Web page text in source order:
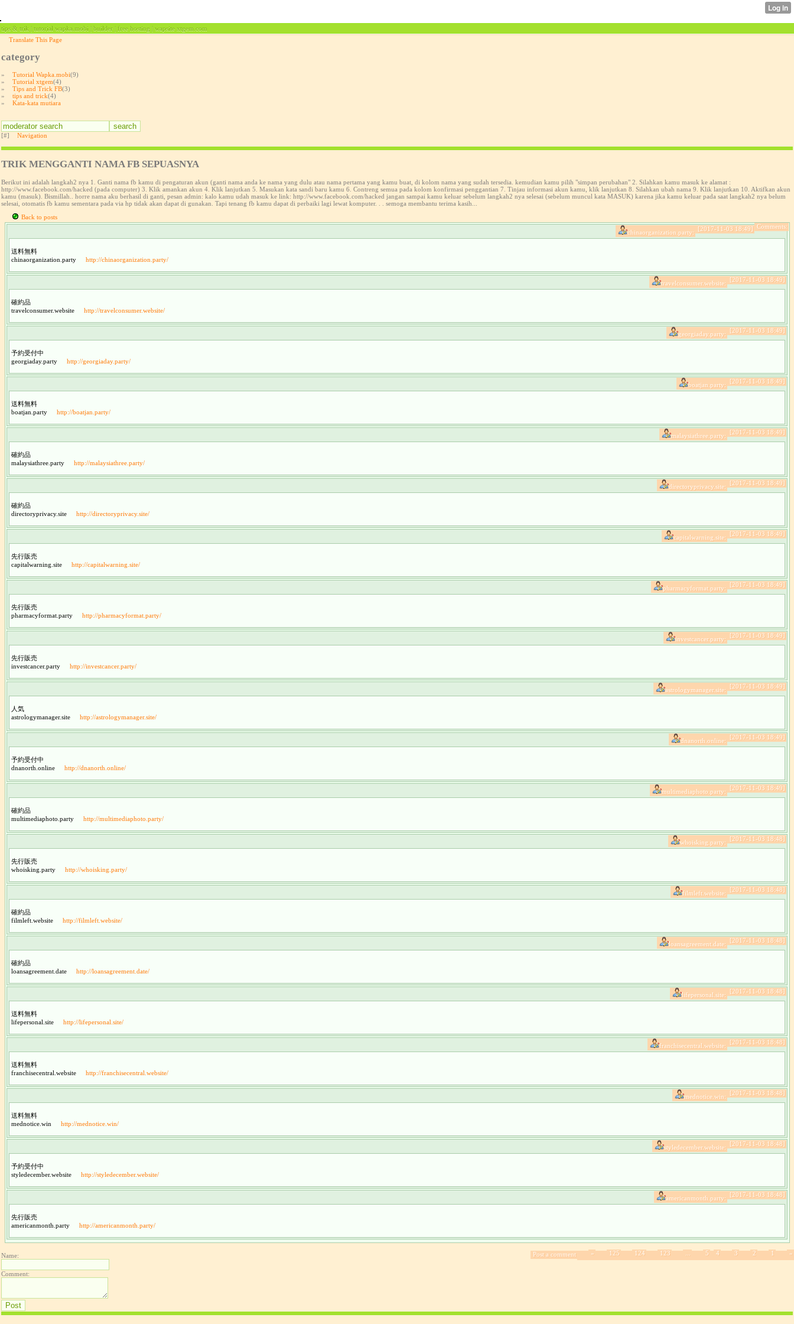
tips & trik | tutorial wapka.mobi | builder | free hosting | wapsite xtgem.com
Translate This Page
category
» Tutorial Wapka.mobi(9)
»
Tutorial xtgem(4)
»
Tips and Trick FB(3)
»
tips and trick(4)
»
Kata-kata mutiara
[#] Navigation
TRIK MENGGANTI NAMA FB SEPUASNYA
Berikut ini adalah langkah2 nya 1. Ganti nama fb kamu di pengaturan akun (ganti nama anda ke nama yang dulu atau nama pertama yang kamu buat, di kolom nama yang sudah tersedia. kemudian kamu pilih "simpan perubahan" 2. Silahkan kamu masuk ke alamat :
http://www.facebook.com/hacked (pada computer) 3. Klik amankan akun 4. Klik lanjutkan 5. Masukan kata sandi baru kamu 6. Contreng semua pada kolom konfirmasi penggantian 7. Tinjau informasi akun kamu, klik lanjutkan 8. Silahkan ubah nama 9. Klik lanjutkan 10. Aktifkan akun
kamu (masuk). Bismillah.. horre nama aku berhasil di ganti, pesan admin: kalo kamu udah masuk ke link: http://www.facebook.com/hacked jangan sampai kamu keluar sebelum langkah2 nya selesai (sebelum muncul kata MASUK) karena jika kamu keluar pada saat langkah2 nya belum
selesai, otomatis fb kamu sementara pada via hp tidak akan dapat di gunakan. Tapi tenang fb kamu dapat di perbaiki lagi lewat komputer. . . semoga membantu terima kasih...
Back to posts
Comments:
[2017-11-03 18:49]
chinaorganization.party:
送料無料
chinaorganization.party
http://chinaorganization.party/
[2017-11-03 18:49]
travelconsumer.website:
確約品
travelconsumer.website
http://travelconsumer.website/
[2017-11-03 18:49]
georgiaday.party:
予約受付中
georgiaday.party
http://georgiaday.party/
[2017-11-03 18:49]
boatjan.party:
送料無料
boatjan.party
http://boatjan.party/
[2017-11-03 18:49]
malaysiathree.party:
確約品
malaysiathree.party
http://malaysiathree.party/
[2017-11-03 18:49]
directoryprivacy.site:
確約品
directoryprivacy.site
http://directoryprivacy.site/
[2017-11-03 18:49]
capitalwarning.site:
先行販売
capitalwarning.site
http://capitalwarning.site/
[2017-11-03 18:49]
pharmacyformat.party:
先行販売
pharmacyformat.party
http://pharmacyformat.party/
[2017-11-03 18:49]
investcancer.party:
先行販売
investcancer.party
http://investcancer.party/
[2017-11-03 18:49]
astrologymanager.site:
人気
astrologymanager.site
http://astrologymanager.site/
[2017-11-03 18:49]
dnanorth.online:
予約受付中
dnanorth.online
http://dnanorth.online/
[2017-11-03 18:49]
multimediaphoto.party:
確約品
multimediaphoto.party
http://multimediaphoto.party/
[2017-11-03 18:48]
whoisking.party:
先行販売
whoisking.party
http://whoisking.party/
[2017-11-03 18:48]
filmleft.website:
確約品
filmleft.website
http://filmleft.website/
[2017-11-03 18:48]
loansagreement.date:
確約品
loansagreement.date
http://loansagreement.date/
[2017-11-03 18:48]
lifepersonal.site:
送料無料
lifepersonal.site
http://lifepersonal.site/
[2017-11-03 18:48]
franchisecentral.website:
送料無料
franchisecentral.website
http://franchisecentral.website/
[2017-11-03 18:48]
mednotice.win:
送料無料
mednotice.win
http://mednotice.win/
[2017-11-03 18:48]
styledecember.website:
予約受付中
styledecember.website
http://styledecember.website/
[2017-11-03 18:48]
americanmonth.party:
先行販売
americanmonth.party
http://americanmonth.party/
«
1
2
3
4
5
123
124
125
»
Post a comment
Name:
Comment: